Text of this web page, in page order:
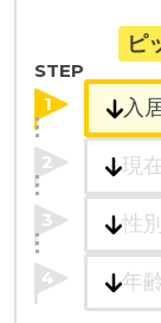
ピ
STEP
1
2
3
4